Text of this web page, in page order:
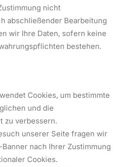
nicht
abschließender Bearbeitung
wir Ihre Daten, sofern keine
bestehen.
Cookies, um bestimmte
und die
zu verbessern.
unserer Seite fragen wir
nach Ihrer Zustimmung
Cookies.